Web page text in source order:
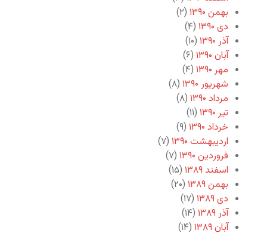
بهمن ۱۳۹۰
(۲)
دی ۱۳۹۰
(۴)
آذر ۱۳۹۰
(۱۰)
آبان ۱۳۹۰
(۶)
مهر ۱۳۹۰
(۴)
شهریور ۱۳۹۰
(۸)
مرداد ۱۳۹۰
(۸)
تیر ۱۳۹۰
(۱۱)
خرداد ۱۳۹۰
(۹)
اردیبهشت ۱۳۹۰
(۷)
فروردین ۱۳۹۰
(۷)
اسفند ۱۳۸۹
(۱۵)
بهمن ۱۳۸۹
(۲۰)
دی ۱۳۸۹
(۱۷)
آذر ۱۳۸۹
(۱۴)
آبان ۱۳۸۹
(۱۴)